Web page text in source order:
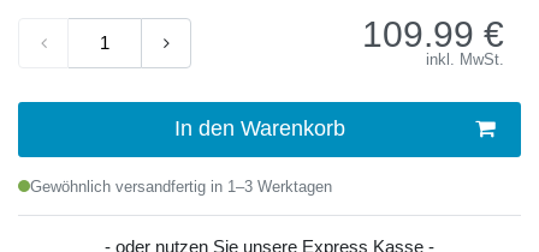
109.99 €
inkl. MwSt.
In den Warenkorb
Gewöhnlich versandfertig in 1–3 Werktagen
- oder nutzen Sie unsere Express Kasse -